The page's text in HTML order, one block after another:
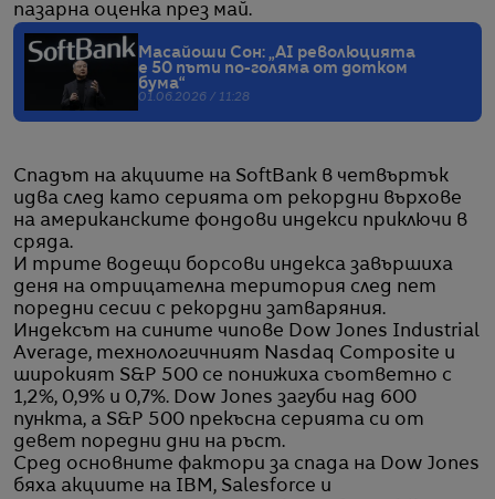
пазарна оценка през май.
Масайоши Сон: „AI революцията
е 50 пъти по-голяма от дотком
бума“
01.06.2026 / 11:28
Спадът на акциите на SoftBank в четвъртък
идва след като серията от рекордни върхове
на американските фондови индекси приключи в
сряда.
И трите водещи борсови индекса завършиха
деня на отрицателна територия след пет
поредни сесии с рекордни затваряния.
Индексът на сините чипове Dow Jones Industrial
Average, технологичният Nasdaq Composite и
широкият S&P 500 се понижиха съответно с
1,2%, 0,9% и 0,7%. Dow Jones загуби над 600
пункта, а S&P 500 прекъсна серията си от
девет поредни дни на ръст.
Сред основните фактори за спада на Dow Jones
бяха акциите на IBM, Salesforce и